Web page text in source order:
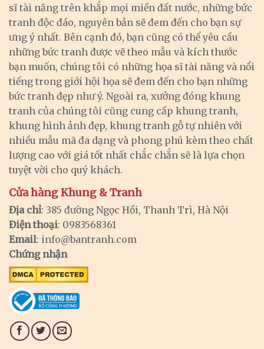
sĩ tài năng trên khắp mọi miền đất nước, những bức
tranh độc đáo, nguyên bản sẽ đem đến cho bạn sự
ưng ý nhất. Bên cạnh đó, bạn cũng có thể yêu cầu
những bức tranh được vẽ theo mẫu và kích thước
bạn muốn, chúng tôi có những họa sĩ tài năng và nổi
tiếng trong giới hội họa sẽ đem đến cho bạn những
bức tranh đẹp như ý. Ngoài ra, xưởng đóng khung
tranh của chúng tôi cũng cung cấp khung tranh,
khung hình ảnh đẹp, khung tranh gỗ tự nhiên với
nhiều mẫu mã đa dạng và phong phú kèm theo chất
lượng cao với giá tốt nhất chắc chắn sẽ là lựa chọn
tuyệt vời cho quý khách.
Cửa hàng Khung & Tranh
Địa chỉ: 385 đường Ngọc Hồi, Thanh Trì, Hà Nội
Điện thoại: 0983568361
Email: info@bantranh.com
Chứng nhận